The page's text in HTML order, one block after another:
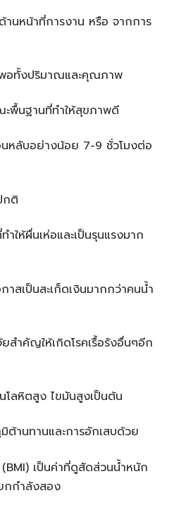
านหน้าที่การงาน หรือ จากการ
อทั้งปริมาณและคุณภาพ
พื้นฐานที่ทำให้สุขภาพดี
นหลับอย่างน้อย 7-9 ชั่วโมงต่อ
กติ
ให้ผื่นเห่อและเป็นรุนแรงมาก
สเป็นสะเก็ดเงินมากกว่าคนน้ำ
สำคัญให้เกิดโรคเรื้อรังอื่นๆอีก
โลหิตสูง ไขมันสูงเป็นต้น
านทานและการอักเสบด้วย
เป็นค่าที่ดูสัดส่วนน้ำหนัก
กกำลังสอง